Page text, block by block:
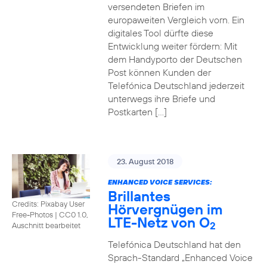
versendeten Briefen im
europaweiten Vergleich vorn. Ein
digitales Tool dürfte diese
Entwicklung weiter fördern: Mit
dem Handyporto der Deutschen
Post können Kunden der
Telefónica Deutschland jederzeit
unterwegs ihre Briefe und
Postkarten […]
Credits: Pixabay User
Free-Photos | CC0 1.0,
Auschnitt bearbeitet
23. August 2018
ENHANCED VOICE SERVICES:
Brillantes
Hörvergnügen im
LTE-Netz von O2
Telefónica Deutschland hat den
Sprach-Standard „Enhanced Voice